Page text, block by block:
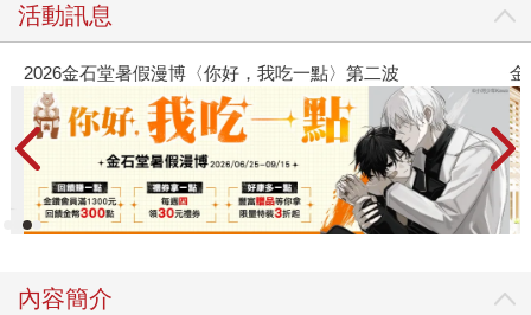
活動訊息
2026金石堂暑假漫博〈你好，我吃一點〉第二波 金
內容簡介